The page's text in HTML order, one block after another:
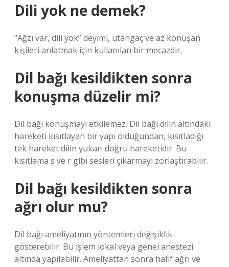
Dili yok ne demek?
“Ağzı var, dili yok” deyimi, utangaç ve az konuşan
kişileri anlatmak için kullanılan bir mecazdır.
Dil bağı kesildikten sonra
konuşma düzelir mi?
Dil bağı konuşmayı etkilemez. Dil bağı dilin altındaki
hareketi kısıtlayan bir yapı olduğundan, kısıtladığı
tek hareket dilin yukarı doğru hareketidir. Bu
kısıtlama s ve r gibi sesleri çıkarmayı zorlaştırabilir.
Dil bağı kesildikten sonra
ağrı olur mu?
Dil bağı ameliyatının yöntemleri değişiklik
gösterebilir. Bu işlem lokal veya genel anestezi
altında yapılabilir. Ameliyattan sonra hafif ağrı ve